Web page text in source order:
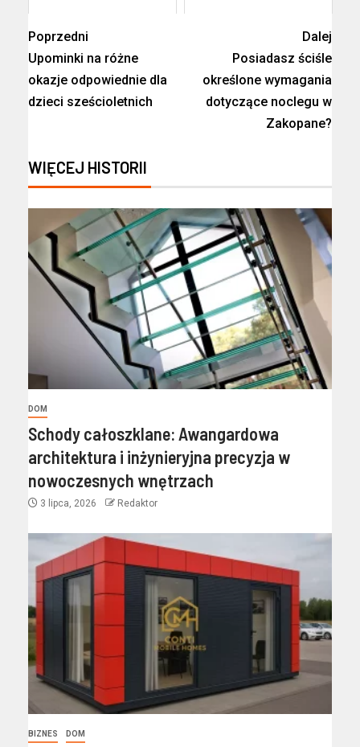
Poprzedni
Upominki na różne
okazje odpowiednie dla
dzieci sześcioletnich
Dalej
Posiadasz ściśle
określone wymagania
dotyczące noclegu w
Zakopane?
WIĘCEJ HISTORII
DOM
Schody całoszklane: Awangardowa
architektura i inżynieryjna precyzja w
nowoczesnych wnętrzach
3 lipca, 2026 Redaktor
BIZNES DOM